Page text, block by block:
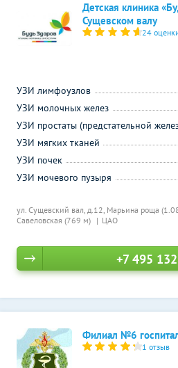
Детская клиника
Сущевском валу
24
ул. Сущевский вал, д.12, Марьина роща
Савеловская (769 м)
ЦАО
УЗИ лимфоузлов
УЗИ молочных желез
УЗИ простаты (предстательной
УЗИ мягких тканей
УЗИ почек
УЗИ мочевого пузыря
+7 495
Филиал №6
1 отзыв